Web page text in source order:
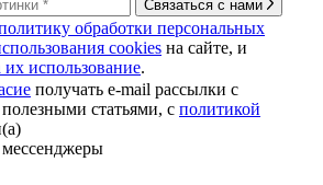
Связаться с нами
обработки персональных
cookies на сайте, и
их использование.
получать e-mail рассылки с
статьями, с политикой